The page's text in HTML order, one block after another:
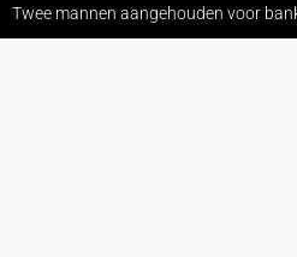
Twee mannen aangehouden voor